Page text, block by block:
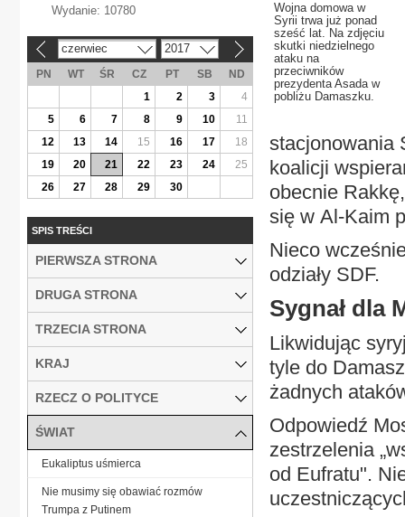
Wojna domowa w
Syrii trwa już ponad
sześć lat. Na zdjęciu
skutki niedzielnego
ataku na
przeciwników
prezydenta Asada w
pobliżu Damaszku.
stacjonowania
koalicji
obecnie
się w Al-Kaim
Nieco
odziały SDF.
Sygnał dla
Likwidując
tyle do
żadnych
Odpowiedź
zestrzelenia
od Eufratu".
Wydanie: 10780
czerwiec 2017
PN WT ŚR CZ PT SB
ND
1
2 3
4
5
6 7 8 9 10
11
12
13 14 15 16 17
18
19
20 21 22 23 24
25
26
27 28 29 30
SPIS TREŚCI
PIERWSZA STRONA
DRUGA STRONA
TRZECIA STRONA
KRAJ
RZECZ O POLITYCE
ŚWIAT
Eukaliptus uśmierca
Nie musimy się obawiać rozmów
Trumpa z Putinem